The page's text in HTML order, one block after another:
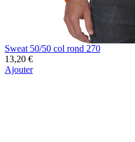
Sweat 50/50 col rond 270
13,20 €
Ajouter